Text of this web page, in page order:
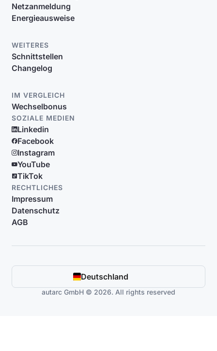
Netzanmeldung
Energieausweise
WEITERES
Schnittstellen
Changelog
IM VERGLEICH
Wechselbonus
SOZIALE MEDIEN
Linkedin
Facebook
Instagram
YouTube
TikTok
RECHTLICHES
Impressum
Datenschutz
AGB
Deutschland
autarc GmbH © 2026. All rights reserved